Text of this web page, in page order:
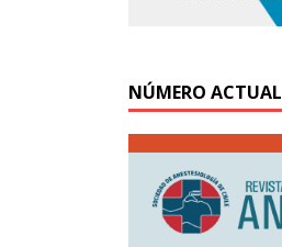
NÚMERO ACTUAL